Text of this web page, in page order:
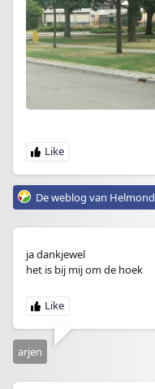
De weblog van Helmond
ja dankjewel
het is bij mij om de hoek
arjen